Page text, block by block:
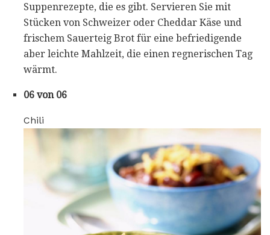
Suppenrezepte, die es gibt. Servieren Sie mit
Stücken von Schweizer oder Cheddar Käse und
frischem Sauerteig Brot für eine befriedigende
aber leichte Mahlzeit, die einen regnerischen Tag
wärmt.
06 von 06
Chili